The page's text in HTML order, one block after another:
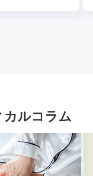
ルコラム